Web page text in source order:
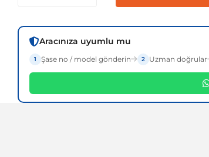
Aracınıza uyumlu mu
1 Şase no / model gönderin 2 Uzman doğrular